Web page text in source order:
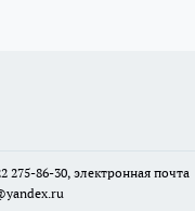
275-86-30, электронная почта